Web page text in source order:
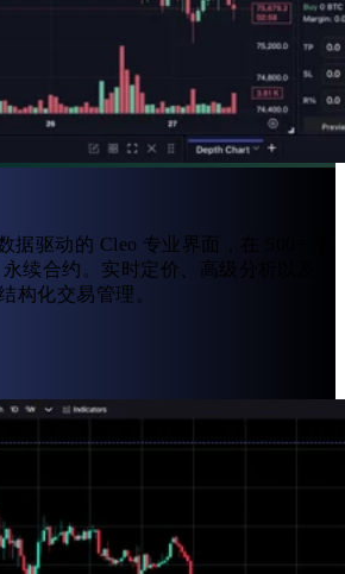
据驱动的 Cleo 专业界面，在 500+ 个
续合约。实时定价、高级分析以及
构化交易管理。